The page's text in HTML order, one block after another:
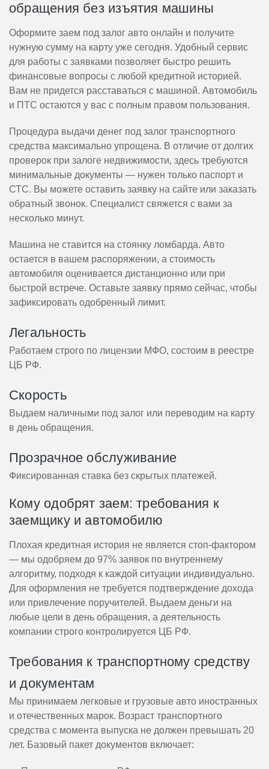
обращения без изъятия машины
Оформите заем под залог авто онлайн и получите
нужную сумму на карту уже сегодня. Удобный сервис
для работы с заявками позволяет быстро решить
финансовые вопросы с любой кредитной историей.
Вам не придется расставаться с машиной. Автомобиль
и ПТС остаются у вас с полным правом пользования.
Процедура выдачи денег под залог транспортного
средства максимально упрощена. В отличие от долгих
проверок при залоге недвижимости, здесь требуются
минимальные документы — нужен только паспорт и
СТС. Вы можете оставить заявку на сайте или заказать
обратный звонок. Специалист свяжется с вами за
несколько минут.
Машина не ставится на стоянку ломбарда. Авто
остается в вашем распоряжении, а стоимость
автомобиля оценивается дистанционно или при
быстрой встрече. Оставьте заявку прямо сейчас, чтобы
зафиксировать одобренный лимит.
Легальность
Работаем строго по лицензии МФО, состоим в реестре
ЦБ РФ.
Скорость
Выдаем наличными под залог или переводим на карту
в день обращения.
Прозрачное обслуживание
Фиксированная ставка без скрытых платежей.
Кому одобрят заем: требования к
заемщику и автомобилю
Плохая кредитная история не является стоп-фактором
— мы одобряем до 97% заявок по внутреннему
алгоритму, подходя к каждой ситуации индивидуально.
Для оформления не требуется подтверждение дохода
или привлечение поручителей. Выдаем деньги на
любые цели в день обращения, а деятельность
компании строго контролируется ЦБ РФ.
Требования к транспортному средству
и документам
Мы принимаем легковые и грузовые авто иностранных
и отечественных марок. Возраст транспортного
средства с момента выпуска не должен превышать 20
лет. Базовый пакет документов включает: